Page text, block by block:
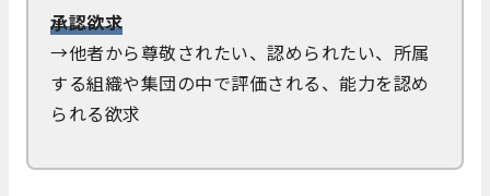
承認欲求
→他者から尊敬されたい、認められたい、所属
する組織や集団の中で評価される、能力を認め
られる欲求